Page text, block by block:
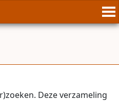
Deze verzameling